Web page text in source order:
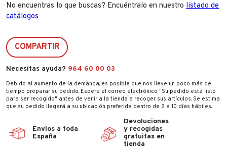
No encuentras lo que buscas? Encuéntralo en nuestro listado de
catálogos
COMPARTIR
Necesitas ayuda? 964 60 00 03
Debido al aumento de la demanda, es posible que nos lleve un poco más de
tiempo preparar su pedido. Espere el correo electrónico "Su pedido está listo
para ser recogido" antes de venir a la tienda a recoger sus artículos. Se estima
que su pedido llegará a su ubicación preferida dentro de 2 a 10 días hábiles.
Envíos a toda
España
Devoluciones
y recogidas
gratuitas en
tienda